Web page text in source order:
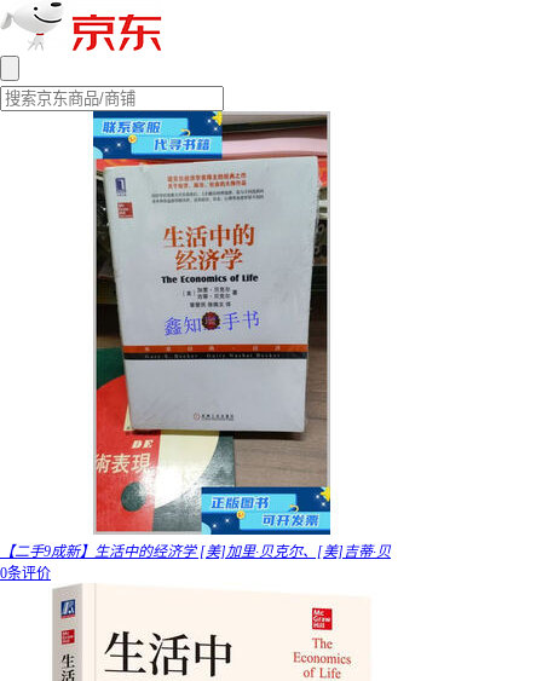
【二手9成新】生活中的经济学 [美]加里·贝克尔、[美]吉蒂·贝
0条评价